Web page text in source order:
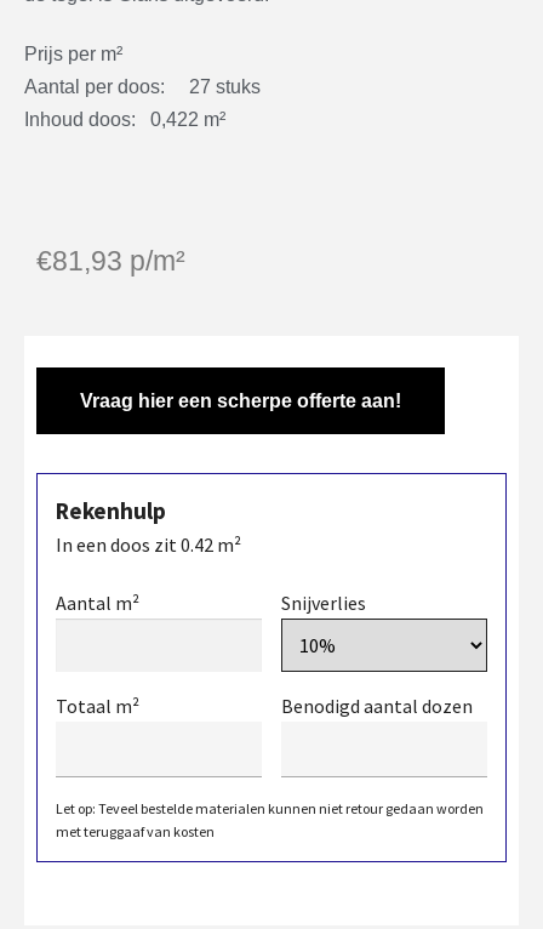
Prijs per m²
Aantal per doos: 27 stuks
Inhoud doos: 0,422 m²
€81,93 p/m²
Vraag hier een scherpe offerte aan!
Rekenhulp
In een doos zit0.42 m²
Aantal m² Snijverlies
Totaal m² Benodigd aantal dozen
Let op: Teveel bestelde materialen kunnen niet retour gedaan worden
met teruggaaf van kosten